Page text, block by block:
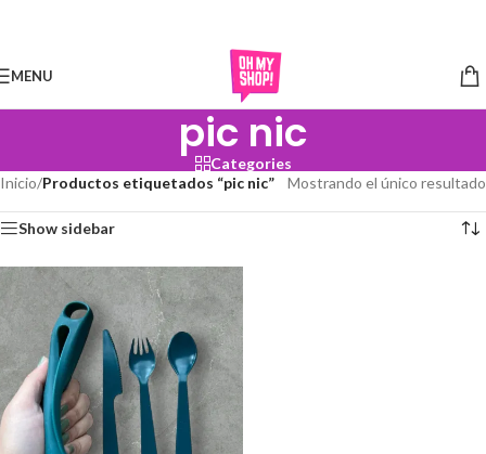
MENU
pic nic
Categories
Inicio/Productos etiquetados “pic nic” Mostrando el único resultado
Show sidebar